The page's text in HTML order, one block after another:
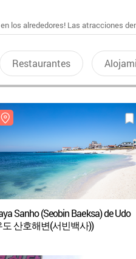
los alrededores! Las atracciones
Restaurantes
Sanho (Seobin Baeksa) de Udo
도 산호해변(서빈백사))